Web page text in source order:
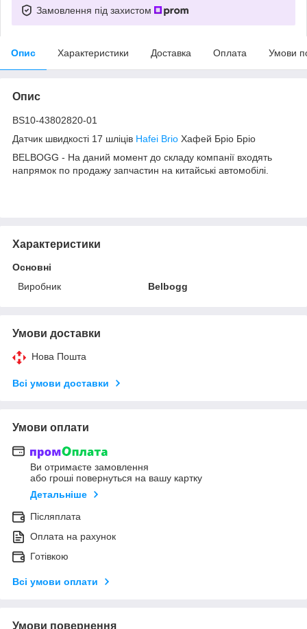
Замовлення під захистом
Опис Характеристики Доставка Оплата Умови
Опис
BS10-43802820-01
Датчик швидкості 17 шліців Hafei Brio Хафей Бріо Бріо
BELBOGG - На даний момент до складу компанії входять
напрямок по продажу запчастин на китайські автомобілі.
Характеристики
Основні
Виробник
Belbogg
Умови доставки
Нова Пошта
Всі умови доставки
Умови оплати
Ви отримаєте замовлення
або гроші повернуться на вашу картку
Детальніше
Післяплата
Оплата на рахунок
Готівкою
Всі умови оплати
Умови повернення